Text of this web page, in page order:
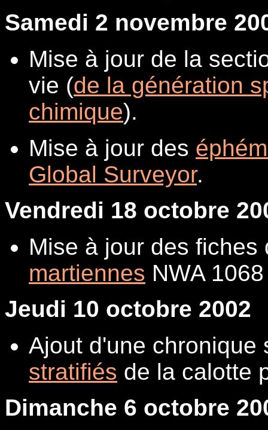
Samedi 2 novembre
Mise à jour de la
vie (de la génération
chimique).
Mise à jour des
Global Surveyor.
Vendredi 18 octobre
Mise à jour des
martiennes NWA
Jeudi 10 octobre 2002
Ajout d'une
stratifiés de la calotte
Dimanche 6 octobre